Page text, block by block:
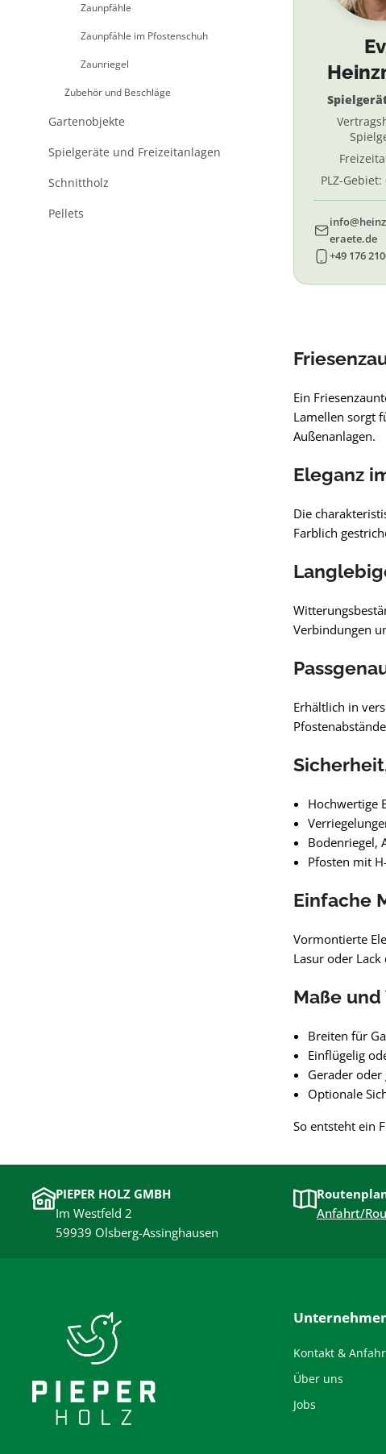
Zaunpfähle
Zaunpfähle im Pfostenschuh
Zaunriegel
Zubehör und Beschläge
Gartenobjekte
Spielgeräte und Freizeitanlagen
Schnittholz
Pellets
PLZ-
eraete.de
+49 176
Ein
Lamellen sorgt
Außenanlagen.
Eleganz
Die
Farblich
Verbindungen
Erhältlich in
Hochwertige
Bodenriegel,
Pfosten mit
Einfache
Vormontierte
Lasur oder
Maße
Breiten für
Einflügelig
Gerader oder
Optionale
So entsteht ein
PIEPER HOLZ GMBH
Im Westfeld 2
59939 Olsberg-Assinghausen
Anfahrt/
Kontakt &
Über uns
Jobs